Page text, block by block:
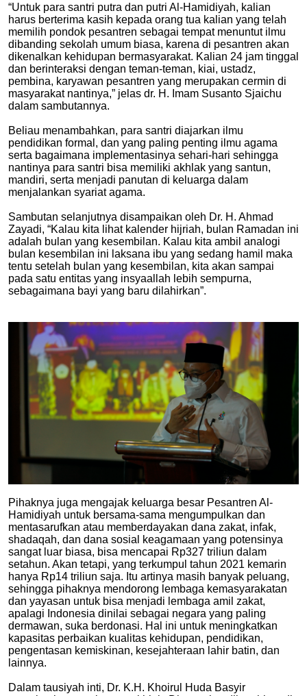
“Untuk para santri putra dan putri Al-Hamidiyah, kalian
harus berterima kasih kepada orang tua kalian yang telah
memilih pondok pesantren sebagai tempat menuntut ilmu
dibanding sekolah umum biasa, karena di pesantren akan
dikenalkan kehidupan bermasyarakat. Kalian 24 jam tinggal
dan berinteraksi dengan teman-teman, kiai, ustadz,
pembina, karyawan pesantren yang merupakan cermin di
masyarakat nantinya,” jelas dr. H. Imam Susanto Sjaichu
dalam sambutannya.
Beliau menambahkan, para santri diajarkan ilmu
pendidikan formal, dan yang paling penting ilmu agama
serta bagaimana implementasinya sehari-hari sehingga
nantinya para santri bisa memiliki akhlak yang santun,
mandiri, serta menjadi panutan di keluarga dalam
menjalankan syariat agama.
Sambutan selanjutnya disampaikan oleh Dr. H. Ahmad
Zayadi, “Kalau kita lihat kalender hijriah, bulan Ramadan ini
adalah bulan yang kesembilan. Kalau kita ambil analogi
bulan kesembilan ini laksana ibu yang sedang hamil maka
tentu setelah bulan yang kesembilan, kita akan sampai
pada satu entitas yang insyaallah lebih sempurna,
sebagaimana bayi yang baru dilahirkan”.
Pihaknya juga mengajak keluarga besar Pesantren Al-
Hamidiyah untuk bersama-sama mengumpulkan dan
mentasarufkan atau memberdayakan dana zakat, infak,
shadaqah, dan dana sosial keagamaan yang potensinya
sangat luar biasa, bisa mencapai Rp327 triliun dalam
setahun. Akan tetapi, yang terkumpul tahun 2021 kemarin
hanya Rp14 triliun saja. Itu artinya masih banyak peluang,
sehingga pihaknya mendorong lembaga kemasyarakatan
dan yayasan untuk bisa menjadi lembaga amil zakat,
apalagi Indonesia dinilai sebagai negara yang paling
dermawan, suka berdonasi. Hal ini untuk meningkatkan
kapasitas perbaikan kualitas kehidupan, pendidikan,
pengentasan kemiskinan, kesejahteraan lahir batin, dan
lainnya.
Dalam tausiyah inti, Dr. K.H. Khoirul Huda Basyir